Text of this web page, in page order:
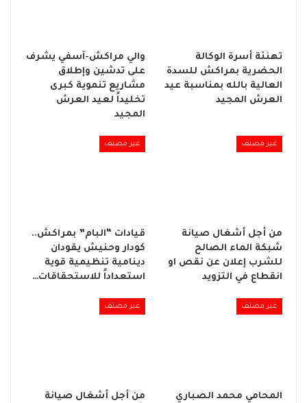
تهنئة أسرة الوكالة
الحضرية بمراكش للسدة
العالية بالله بمناسبة عيد
العرش المجيد
والي مراكش-آسفي يشرف
على تدشين وإطلاق
مشاريع تنموية كبرى
تخليداً لعيد العرش
المجيد
غير مصنف
من أجل أشغال صيانة
شبكة الماء الصالح
للشرب إعلان عن نقص او
انقطاع في التزويد
غير مصنف
قيادات “البام” بمراكش..
كودار وحنيش يقودان
دينامية تنظيمية قوية
استعداداً للاستحقاقات…
غير مصنف
المحامي محمد الصباري
غير مصنف
من أجل أشغال صيانة